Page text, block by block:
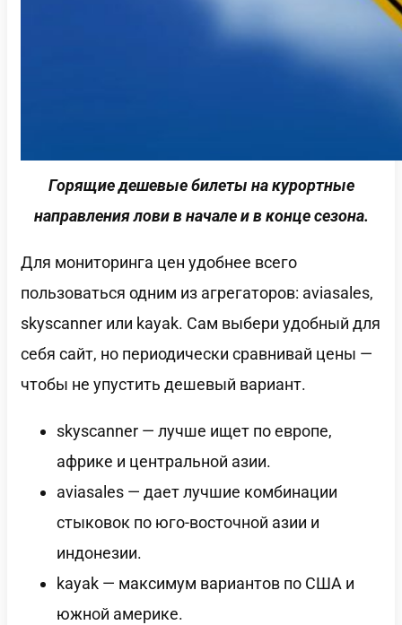
Горящие дешевые билеты на курортные
направления лови в начале и в конце сезона.
Для мониторинга цен удобнее всего
пользоваться одним из агрегаторов: aviasales,
skyscanner или kayak. Сам выбери удобный для
себя сайт, но периодически сравнивай цены —
чтобы не упустить дешевый вариант.
skyscanner — лучше ищет по европе,
африке и центральной азии.
aviasales — дает лучшие комбинации
стыковок по юго-восточной азии и
индонезии.
kayak — максимум вариантов по США и
южной америке.